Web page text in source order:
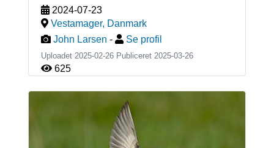
2024-07-23
Vestamager, Danmark
John Larsen - Se profil
Uploadet 2025-02-26 Publiceret 2025-03-26
625